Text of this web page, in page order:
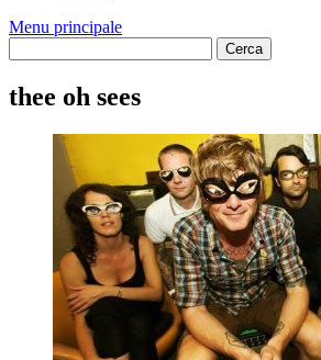
Menu principale
thee oh sees